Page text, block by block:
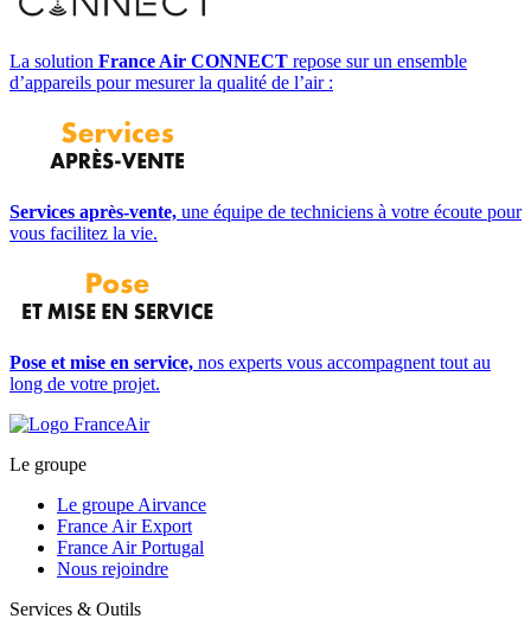
La solution France Air CONNECT repose sur un ensemble
d’appareils pour mesurer la qualité de l’air :
Services après-vente, une équipe de techniciens à votre écoute pour
vous facilitez la vie.
Pose et mise en service, nos experts vous accompagnent tout au
long de votre projet.
Le groupe
Le groupe Airvance
France Air Export
France Air Portugal
Nous rejoindre
Services & Outils